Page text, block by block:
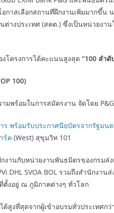
อกาสเลือกสถานที่ฝึกงานเพิ่มมากขึ้น
ต่างประเทศ (สคต.) ซึ่งเป็นหน่วยง
โครงการได้คะแนนสูงสุด “100 ลำดั
100)
มพร้อมในการสมัครงาน จัดโดย P&G
ร พร้อมรับประกาศนียบัตรจากรัฐมน
ร์ค (West) สุขุมวิท 101
านกับหน่วยงานพันธมิตรของกรมส่ง
DHL SVOA BOL รวมถึงสำนักงา
ตั้งอยู่ ณ ภูมิภาคต่างๆ ทั่วโลก
งที่สุดจากผู้เข้าอบรมทั่วประเทศกว่